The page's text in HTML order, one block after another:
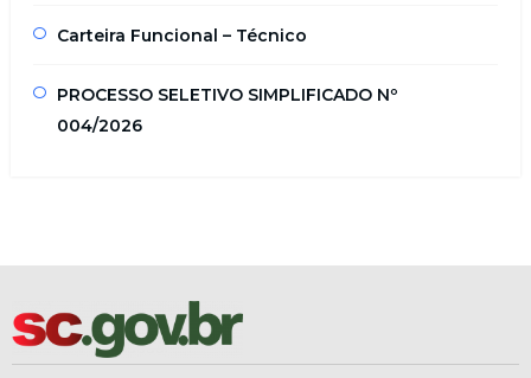
Carteira Funcional – Técnico
PROCESSO SELETIVO SIMPLIFICADO Nº
004/2026